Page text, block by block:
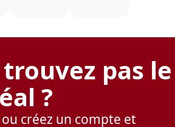
pas le
?
créez un compte et